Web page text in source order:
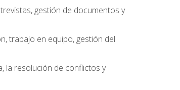
gestión de documentos y
trabajo en equipo, gestión del
la resolución de conflictos y